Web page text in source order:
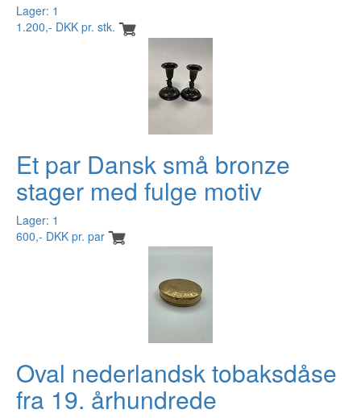
Lager: 1
1.200,- DKK pr. stk.
Et par Dansk små bronze
stager med fulge motiv
Lager: 1
600,- DKK pr. par
Oval nederlandsk tobaksdåse
fra 19. århundrede